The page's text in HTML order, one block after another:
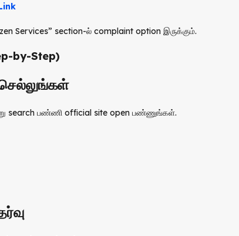
Services” section-ல் complaint option இருக்கும்.
by-Step)
search பண்ணி official site open பண்ணுங்கள்.